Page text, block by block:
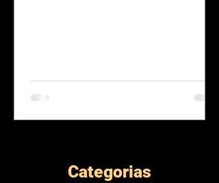
Categorias